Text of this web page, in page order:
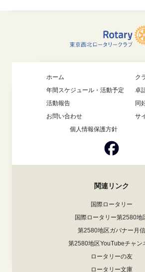
ホーム
ク
年間スケジュール・活動予定
卓
活動報告
同
お問い合わせ
サ
個人情報保護方針
関連リンク
国際ロータリー
国際ロータリー第2580地
第2580地区ガバナー月信
第2580地区YouTubeチャン
ロータリーの友
ロータリー文庫